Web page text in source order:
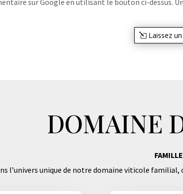
Laissez
DOMAINE
l’univers unique de notre domaine viticole